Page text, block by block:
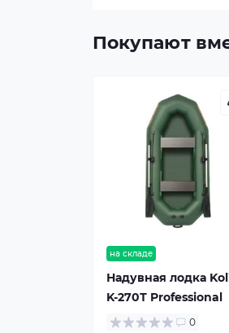
Покупают
на складе
Надувная лодка
K-270Т Professional
0